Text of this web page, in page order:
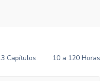
Capítulos 10 a 120 Horas